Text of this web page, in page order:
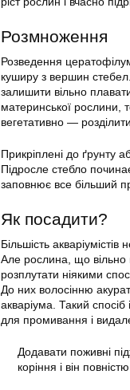
Розмноження
Розведення
куширу з вершин
залишити вільно
материнської рослини,
вегетативно —
Прикріплені до ґрунту
Підросле стебло
заповнює все більший
Як посадити?
Більшість
Але рослина, що вільно
розплутати ніякими
До них волосінню
акваріума. Такий
для промивання і
Додавати поживні
коріння і він